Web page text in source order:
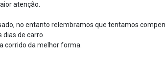
atenção.
no entanto relembramos que tentamos
de carro.
corrido da melhor forma.